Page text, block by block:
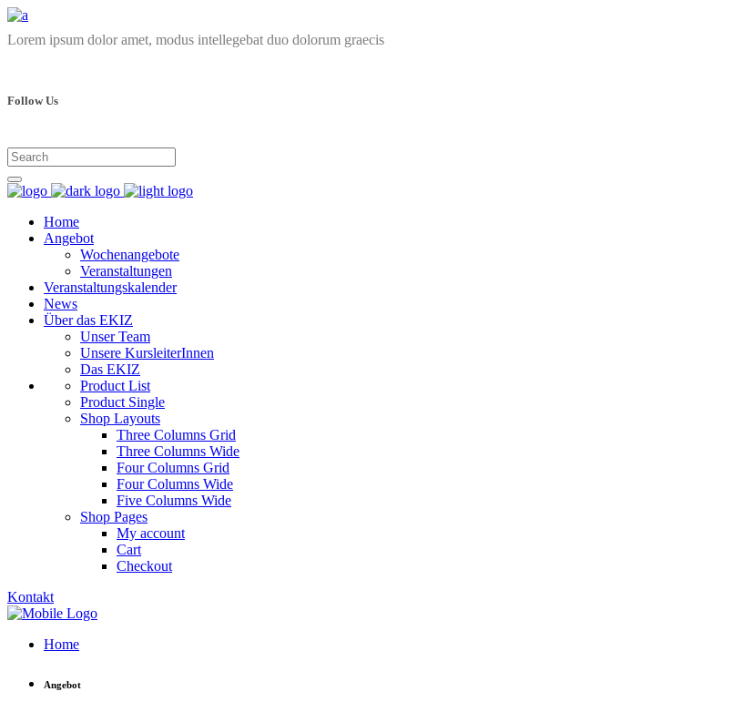
Lorem ipsum dolor amet, modus intellegebat duo dolorum graecis
Follow Us
Home
Angebot
Wochenangebote
Veranstaltungen
Veranstaltungskalender
News
Über das EKIZ
Unser Team
Unsere KursleiterInnen
Das EKIZ
Product List
Product Single
Shop Layouts
Three Columns Grid
Three Columns Wide
Four Columns Grid
Four Columns Wide
Five Columns Wide
Shop Pages
My account
Cart
Checkout
Kontakt
Home
Angebot